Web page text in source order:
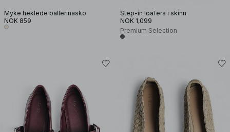
Myke heklede ballerinasko
NOK 859
Step-in loafers i skinn
NOK 1,099
Premium Selection